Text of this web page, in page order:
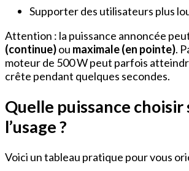
Supporter des utilisateurs plus
Attention : la puissance annoncée
(continue)ou maximale (en pointe).
moteur de 500 W peut parfois
crête pendant quelques secondes.
Quelle puissance choisir
l’usage ?
Voici un tableau pratique pour vous